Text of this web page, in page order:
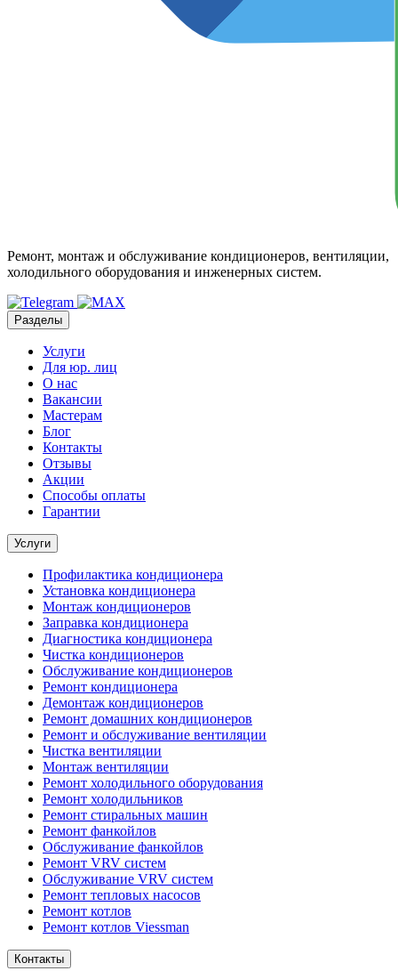
Ремонт, монтаж и обслуживание кондиционеров, вентиляции,
холодильного оборудования и инженерных систем.
Разделы
Услуги
Для юр. лиц
О нас
Вакансии
Мастерам
Блог
Контакты
Отзывы
Акции
Способы оплаты
Гарантии
Услуги
Профилактика кондиционера
Установка кондиционера
Монтаж кондиционеров
Заправка кондиционера
Диагностика кондиционера
Чистка кондиционеров
Обслуживание кондиционеров
Ремонт кондиционера
Демонтаж кондиционеров
Ремонт домашних кондиционеров
Ремонт и обслуживание вентиляции
Чистка вентиляции
Монтаж вентиляции
Ремонт холодильного оборудования
Ремонт холодильников
Ремонт стиральных машин
Ремонт фанкойлов
Обслуживание фанкойлов
Ремонт VRV систем
Обслуживание VRV систем
Ремонт тепловых насосов
Ремонт котлов
Ремонт котлов Viessman
Контакты